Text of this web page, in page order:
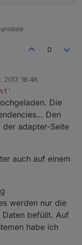
0
2017, 18:46
Die
Den
der adapter-Seite
auch auf einem
werden nur die
Daten befüllt. Auf
habe ich